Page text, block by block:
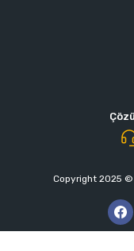
Copyright 2025 ©